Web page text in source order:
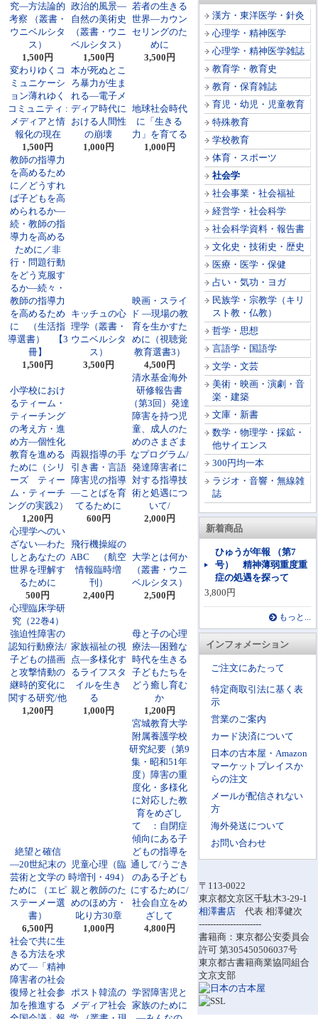
漢方・東洋医学・針灸
心理学・精神医学
心理学・精神医学雑誌
教育学・教育史
教育・保育雑誌
育児・幼児・児童教育
特殊教育
学校教育
体育・スポーツ
社会学
社会事業・社会福祉
経営学・社会科学
社会科学資料・報告書
文化史・技術史・歴史
医療・医学・保健
占い・気功・ヨガ
民族学・宗教学（キリ
スト教・仏教）
哲学・思想
言語学・国語学
文学・文芸
美術・映画・演劇・音
楽・建築
文庫・新書
数学・物理学・採鉱・
他サイエンス
300円均一本
ラジオ・音響・無線雑
誌
新着商品
ひゅうが年報 （第7
号） 精神薄弱重度重
症の処遇を探って
3,800円
もっと...
インフォメーション
ご注文にあたって
特定商取引法に基く表
示
営業のご案内
カード決済について
日本の古本屋・Amazon
マーケットプレイスか
らの注文
メールが配信されない
方
海外発送について
お問い合わせ
〒113-0022
東京都文京区千駄木3-29-1
相澤書店 代表 相澤健次
----------------------
書籍商：東京都公安委員会
許可 第305450506037号
東京都古書籍商業協同組合
文京支部
究―方法論的
考察 （叢書・
ウニベルシタ
ス）
1,500円
政治的風景―
自然の美術史
（叢書・ウニ
ベルシタス）
1,500円
若者の生きる
世界―カウン
セリングのた
めに
3,500円
変わりゆくコ
ミュニケーシ
ョン薄れゆく
コミュニティ :
メディアと情
報化の現在
1,500円
本が死ぬとこ
ろ暴力が生ま
れる―電子メ
ディア時代に
おける人間性
の崩壊
1,000円
地球社会時代
に「生きる
力」を育てる
1,000円
教師の指導力
を高めるため
に／どうすれ
ば子どもを高
められるか―
続・教師の指
導力を高める
ために／非
行・問題行動
をどう克服す
るか―続々・
教師の指導力
を高めるため
に （生活指
導選書） 【3
冊】
1,500円
キッチュの心
理学（叢書・
ウニベルシタ
ス）
3,500円
映画・スライ
ド ―現場の教
育を生かすた
めに（視聴覚
教育選書3）
4,500円
小学校におけ
るティーム・
ティーチング
の考え方・進
め方―個性化
教育を進める
ために（シリ
ーズ ティー
ム・ティーチ
ングの実践2）
1,200円
両親指導の手
引き書・言語
障害児の指導
―ことばを育
てるために
600円
清水基金海外
研修報告書
（第3回）発達
障害を持つ児
童、成人のた
めのさまざま
なプログラム/
発達障害者に
対する指導技
術と処遇につ
いて/
2,000円
心理学へのい
ざない―わた
しとあなたの
世界を理解す
るために
500円
飛行機操縦の
ABC （航空
情報臨時増
刊）
2,400円
大学とは何か
（叢書・ウニ
ベルシタス）
2,500円
心理臨床学研
究（22巻4）
強迫性障害の
認知行動療法/
子どもの描画
と攻撃情動の
継時的変化に
関する研究/他
1,200円
家族福祉の視
点―多様化す
るライフスタ
イルを生き
る
1,000円
母と子の心理
療法―困難な
時代を生きる
子どもたちを
どう癒し育む
か
1,200円
絶望と確信
―20世紀末の
芸術と文学の
ために （エピ
ステーメー選
書）
6,500円
児童心理（臨
時増刊・494）
親と教師のた
めのほめ方・
叱り方30章
1,000円
宮城教育大学
附属養護学校
研究紀要（第9
集・昭和51年
度）障害の重
度化・多様化
に対応した教
育をめざし
て ：自閉症
傾向にある子
どもの指導を
通して/うごき
のある子ども
にするために/
社会自立をめ
ざして
4,800円
社会で共に生
きる方法を求
めて―「精神
障害者の社会
復帰と社会参
加を推進する
ポスト韓流の
メディア社会
学習障害児と
家族のために